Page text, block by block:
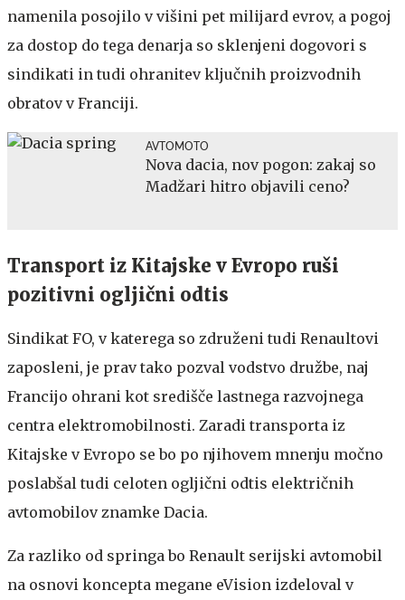
namenila posojilo v višini pet milijard evrov, a pogoj
za dostop do tega denarja so sklenjeni dogovori s
sindikati in tudi ohranitev ključnih proizvodnih
obratov v Franciji.
AVTOMOTO
Nova dacia, nov pogon: zakaj so
Madžari hitro objavili ceno?
Transport iz Kitajske v Evropo ruši
pozitivni ogljični odtis
Sindikat FO, v katerega so združeni tudi Renaultovi
zaposleni, je prav tako pozval vodstvo družbe, naj
Francijo ohrani kot središče lastnega razvojnega
centra elektromobilnosti. Zaradi transporta iz
Kitajske v Evropo se bo po njihovem mnenju močno
poslabšal tudi celoten ogljični odtis električnih
avtomobilov znamke Dacia.
Za razliko od springa bo Renault serijski avtomobil
na osnovi koncepta megane eVision izdeloval v